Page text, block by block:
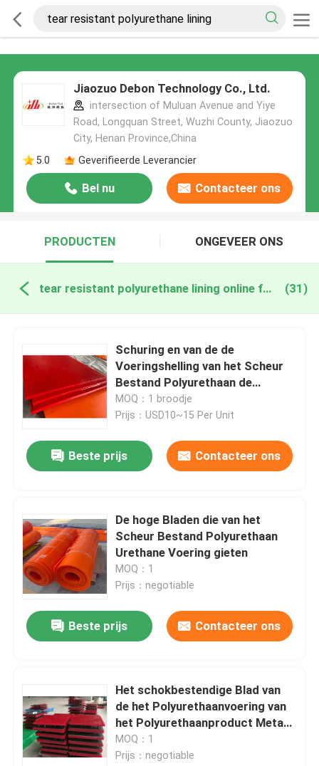
Jiaozuo Debon Technology Co., Ltd.
intersection of Muluan Avenue and Yiye
Road, Longquan Street, Wuzhi County, Jiaozuo
City, Henan Province,China
5.0
Geverifieerde Leverancier
Bel nu Contacteer ons
PRODUCTEN ONGEVEER ONS
tear resistant polyurethane lining online fabricage (31)
Schuring en van de de
Voeringshelling van het Scheur
Bestand Polyurethaan de
Slijtagevoering
MOQ：1 broodje
Prijs：USD10~15 Per Unit
Beste prijs Contacteer ons
De hoge Bladen die van het
Scheur Bestand Polyurethaan
Urethane Voering gieten
MOQ：1
Prijs：negotiable
Beste prijs Contacteer ons
Het schokbestendige Blad van
de het Polyurethaanvoering van
het Polyurethaanproduct Metaal
Gesteunde
MOQ：1
Prijs：negotiable